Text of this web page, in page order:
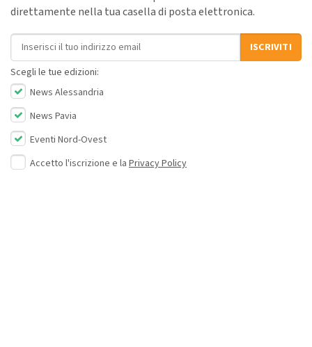
direttamente nella tua casella di posta elettronica.
Indirizzo email
ISCRIVITI
Scegli le tue edizioni:
News Alessandria
News Pavia
Eventi Nord-Ovest
Accetto l'iscrizione e la Privacy Policy